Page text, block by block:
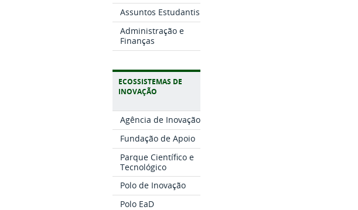
Assuntos Estudantis
Administração e
Finanças
ECOSSISTEMAS DE
INOVAÇÃO
Agência de Inovação
Fundação de Apoio
Parque Científico e
Tecnológico
Polo de Inovação
Polo EaD